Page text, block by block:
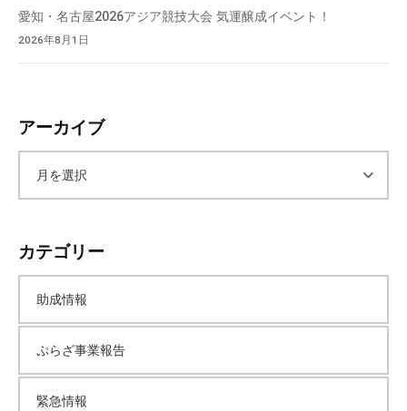
愛知・名古屋2026アジア競技大会 気運醸成イベント！
2026年8月1日
アーカイブ
カ
イ
ブ
カテゴリー
助成情報
ぷらざ事業報告
緊急情報